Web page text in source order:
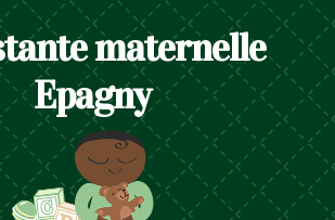
maternelle
Epagny